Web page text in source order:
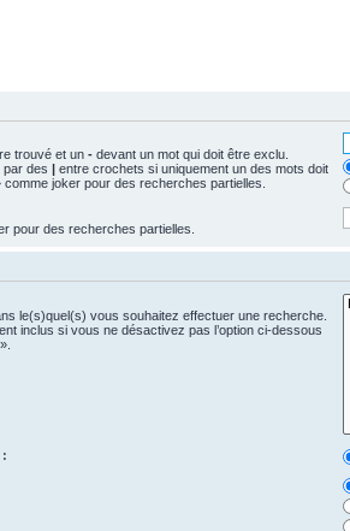
trouvé et un - devant un mot qui doit être exclu.
par des | entre crochets si uniquement un des mots doit
joker pour des recherches partielles.
pour des recherches partielles.
le(s)quel(s) vous souhaitez effectuer une recherche.
inclus si vous ne désactivez pas l’option ci-dessous
: